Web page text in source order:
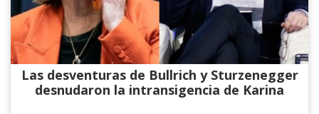
Las desventuras de Bullrich y Sturzenegger
desnudaron la intransigencia de Karina